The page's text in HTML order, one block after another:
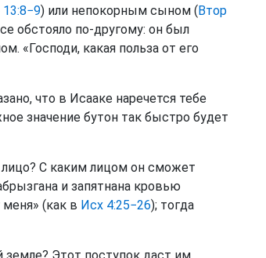
) или непокорным сыном (Втор
обстояло по-другому: он был
какая польза от его
что в Исааке наречется тебе
значение бутон так быстро будет
С каким лицом он сможет
и запятнана кровью
(как в Исх 4:25−26); тогда